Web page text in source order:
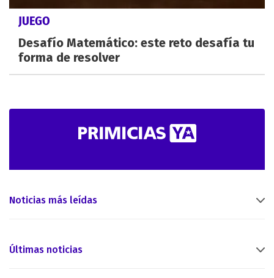
JUEGO
Desafío Matemático: este reto desafía tu
forma de resolver
Noticias más leídas
Últimas noticias